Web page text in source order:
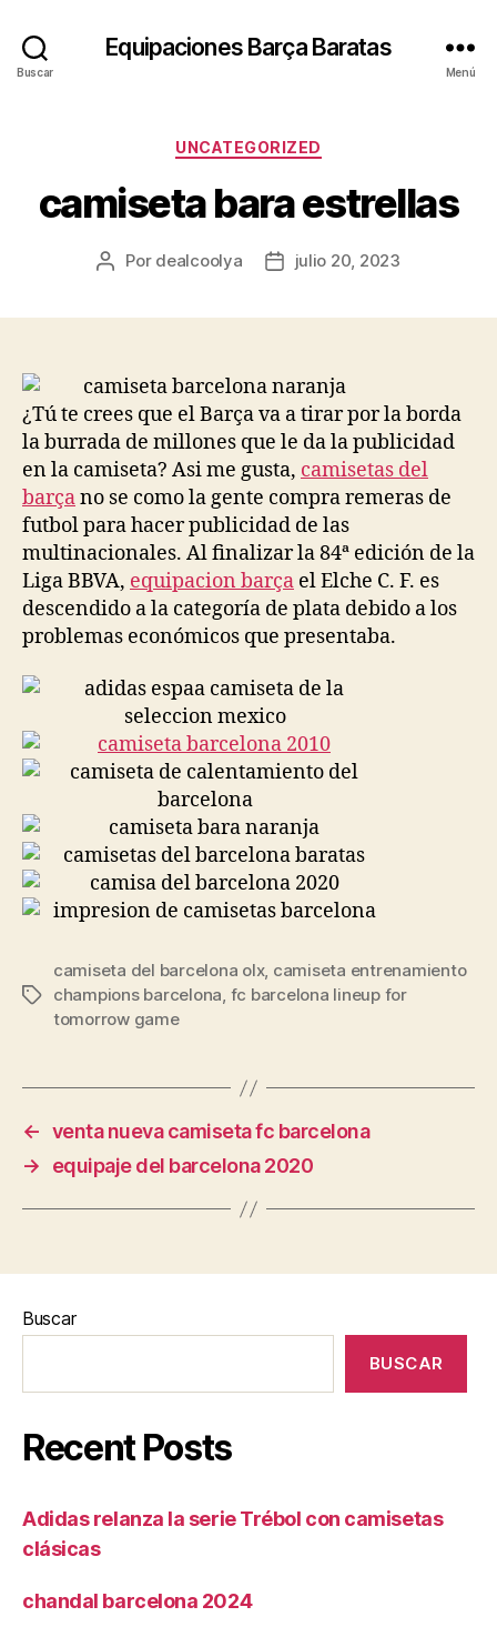
Buscar
Equipaciones Barça Baratas
Menú
Categorías
UNCATEGORIZED
camiseta bara estrellas
Autor
Por dealcoolya
Fechajulio 20, 2023
¿Tú te crees que el Barça va a tirar por la borda
la burrada de millones que le da la publicidad
en la camiseta? Asi me gusta, camisetas del
barçano se como la gente compra remeras de
futbol para hacer publicidad de las
multinacionales. Al finalizar la 84ª edición de la
Liga BBVA, equipacion barça el Elche C. F. es
descendido a la categoría de plata debido a los
problemas económicos que presentaba.
Etiquetas
camiseta del barcelona olx, camiseta entrenamiento
champions barcelona, fc barcelona lineup for
tomorrow game
← venta nueva camiseta fc barcelona
→
equipaje del barcelona 2020
Buscar
BUSCAR
Recent Posts
Adidas relanza la serie Trébol con camisetas
clásicas
chandal barcelona 2024